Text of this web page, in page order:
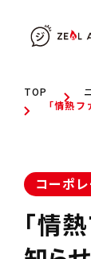
TOP
「情熱
コーポ
「情